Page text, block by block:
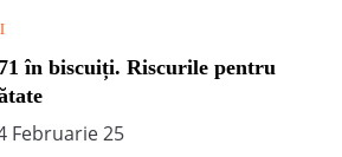
în biscuiți. Riscurile pentru
Februarie 25